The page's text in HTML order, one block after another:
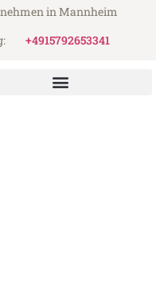
in Mannheim
+4915792653341